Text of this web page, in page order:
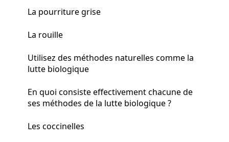
La pourriture grise
La rouille
Utilisez des méthodes naturelles comme la
lutte biologique
En quoi consiste effectivement chacune de
ses méthodes de la lutte biologique ?
Les coccinelles